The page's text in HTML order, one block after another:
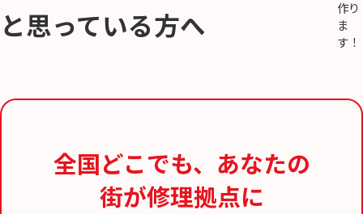
と思っている方へ
全国どこでも、 あなたの
街が修理拠点に